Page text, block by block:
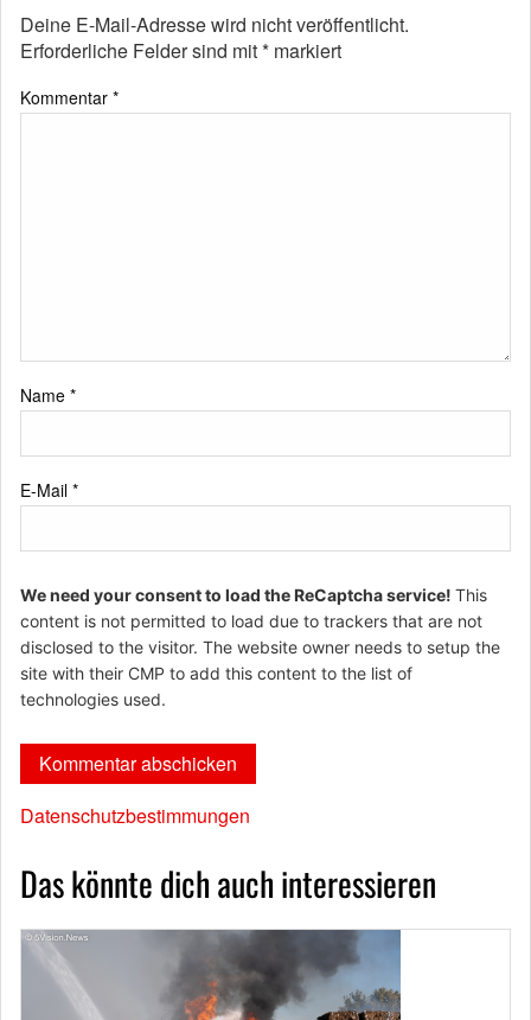
Deine E-Mail-Adresse wird nicht veröffentlicht.
Erforderliche Felder sind mit* markiert
Kommentar *
Name *
E-Mail *
We need your consent to load the ReCaptcha service! This
content is not permitted to load due to trackers that are not
disclosed to the visitor. The website owner needs to setup the
site with their CMP to add this content to the list of
technologies used.
Datenschutzbestimmungen
Das könnte dich auch interessieren